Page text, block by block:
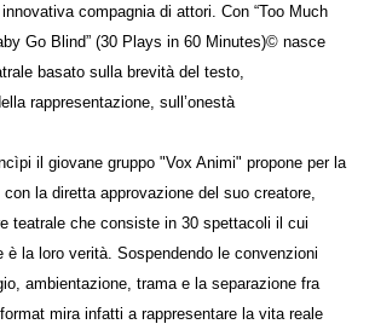
compagnia di attori. Con “Too Much
Go Blind” (30 Plays in 60 Minutes)© nasce
basato sulla brevità del testo,
rappresentazione, sull’onestà
il giovane gruppo "Vox Animi" propone per la
la diretta approvazione del suo creatore,
teatrale che consiste in 30 spettacoli il cui
è la loro verità. Sospendendo le convenzioni
ambientazione, trama e la separazione fra
mira infatti a rappresentare la vita reale